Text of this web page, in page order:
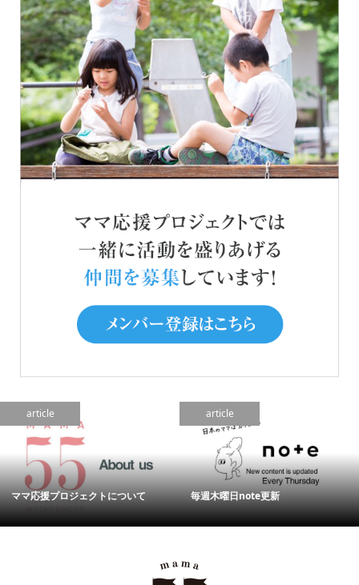
article
ママ応援プロジェクトについて
article
毎週木曜日note更新